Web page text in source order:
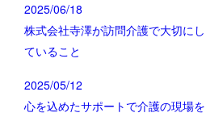
2025/06/18
株式会社寺澤が訪問介護で大切にし
ていること
2025/05/12
心を込めたサポートで介護の現場を